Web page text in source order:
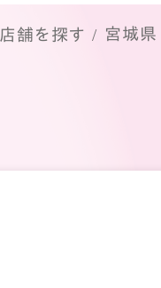
店舗を探す 宮城県